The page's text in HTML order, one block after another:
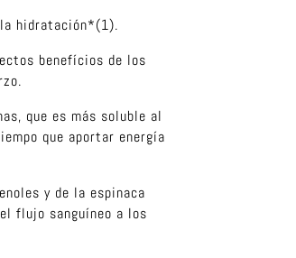
hidratación*(1).
benefícios de los
que es más soluble al
que aportar energía
y de la espinaca
flujo sanguíneo a los